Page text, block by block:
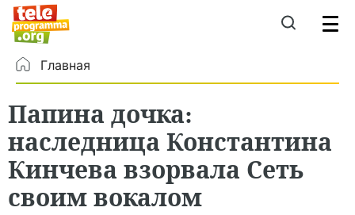
Главная
Папина дочка:
наследница Константина
Кинчева взорвала Сеть
своим вокалом